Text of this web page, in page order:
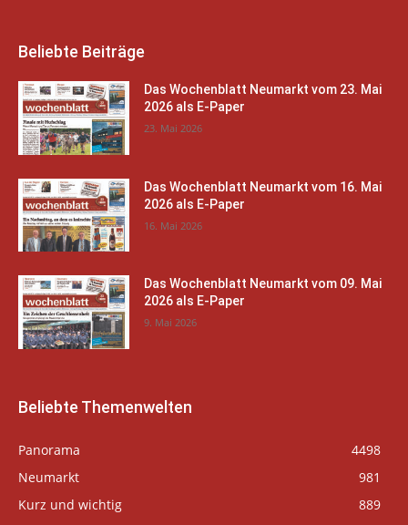
Beliebte Beiträge
Das Wochenblatt Neumarkt vom 23. Mai
2026 als E-Paper
23. Mai 2026
Das Wochenblatt Neumarkt vom 16. Mai
2026 als E-Paper
16. Mai 2026
Das Wochenblatt Neumarkt vom 09. Mai
2026 als E-Paper
9. Mai 2026
Beliebte Themenwelten
Panorama
4498
Neumarkt
981
Kurz und wichtig
889